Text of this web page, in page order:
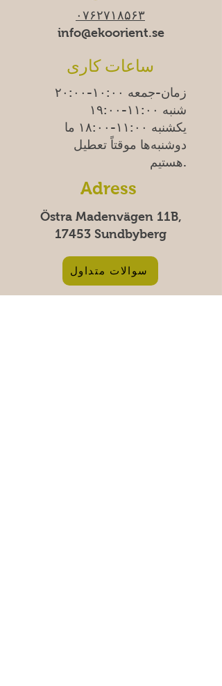
۰۷۶۲۷۱۸۵۶۳
info@ekoorient.se​​
ساعات کاری
زمان-جمعه ۱۰:۰۰-۲۰:۰۰
شنبه ۱۱:۰۰-۱۹:۰۰
یکشنبه ۱۱:۰۰-۱۸:۰۰
ما
دوشنبه‌ها موقتاً تعطیل
هستیم.
Adress
Östra Madenvägen 11B,
17453 Sundbyberg
سوالات متداول